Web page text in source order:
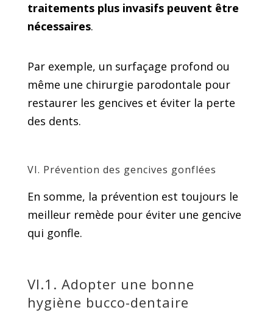
traitements plus invasifs peuvent être
nécessaires.
Par exemple, un surfaçage profond ou
même une chirurgie parodontale pour
restaurer les gencives et éviter la perte
des dents.
VI. Prévention des gencives gonflées
En somme, la prévention est toujours le
meilleur remède pour éviter une gencive
qui gonfle.
VI.1. Adopter une bonne
hygiène bucco-dentaire